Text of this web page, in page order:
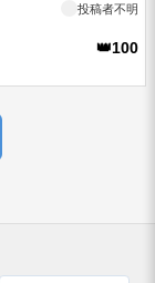
投稿者不明
👑100